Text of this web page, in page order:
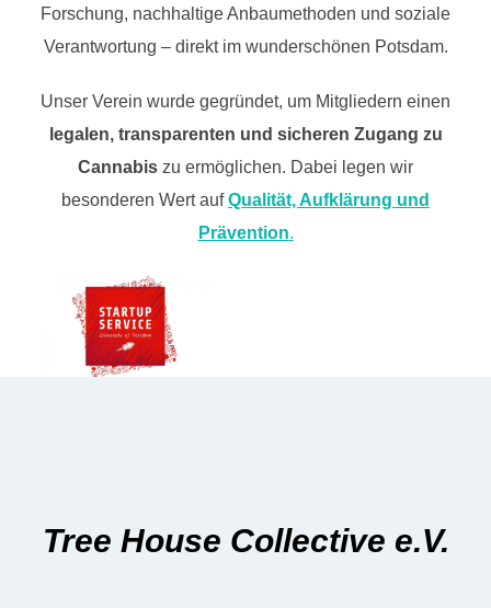
Forschung, nachhaltige Anbaumethoden und soziale
Verantwortung – direkt im wunderschönen Potsdam.
Unser Verein wurde gegründet, um Mitgliedern einen
legalen, transparenten und sicheren Zugang zu
Cannabis zu ermöglichen. Dabei legen wir
besonderen Wert aufQualität, Aufklärung und
Prävention.
Tree House Collective e.V.